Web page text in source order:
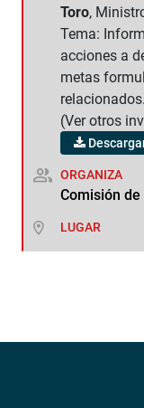
Toro,
Tema:
acciones a
metas
relacionados.
(Ver otros
ORGANIZA
Comisión
LUGAR